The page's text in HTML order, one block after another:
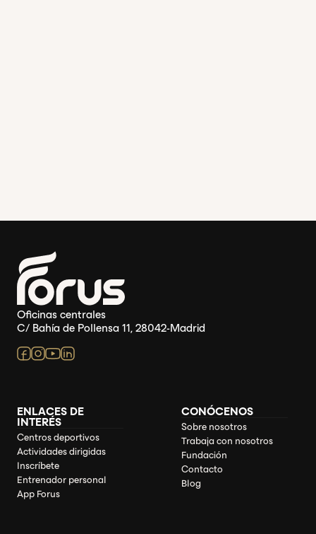
Oficinas centrales
C/ Bahía de Pollensa 11, 28042-Madrid
ENLACES DE
INTERÉS
Centros deportivos
Actividades dirigidas
Inscríbete
Entrenador personal
App Forus
CONÓCENOS
Sobre nosotros
Trabaja con nosotros
Fundación
Contacto
Blog